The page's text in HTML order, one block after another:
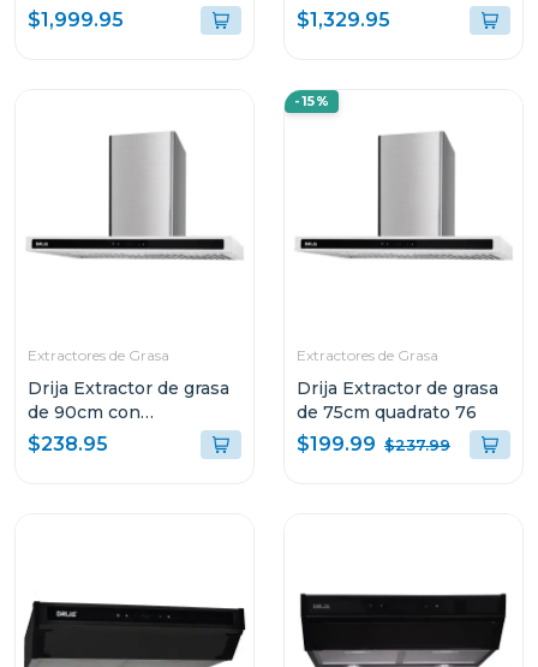
botellas lambrusco 160
$1,999.95
botellas dolce 110
$1,329.95
Extractores de Grasa
Drija Extractor de grasa
de 90cm con
iluminacion led quadrato
90
$238.95
-15%
Extractores de Grasa
Drija Extractor de grasa
de 75cm quadrato 76
$199.99 $237.99